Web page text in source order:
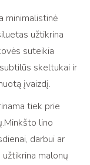
minimalistinė
užtikrina
suteikia
skeltukai ir
įvaizdį.
tiek prie
lino
darbui ar
malonų